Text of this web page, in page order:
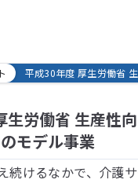
平成30年度 厚生労働省
生労働省 生産性
モデル事業
続けるなかで、介護